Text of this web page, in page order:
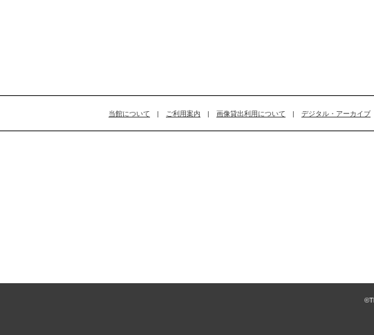
当館について | ご利用案内 | 画像貸出利用について | デジタル・アーカイブ